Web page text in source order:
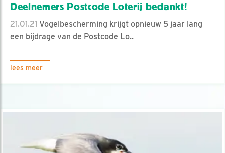
Deelnemers Postcode Loterij bedankt!
21.01.21 Vogelbescherming krijgt opnieuw 5 jaar lang
een bijdrage van de Postcode Lo..
lees meer